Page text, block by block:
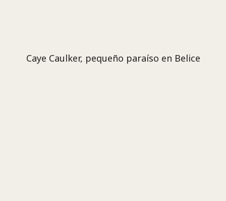
Caye Caulker, pequeño paraíso en Belice